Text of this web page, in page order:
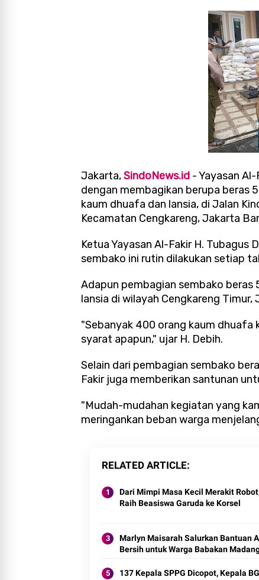
Jakarta,SindoNews.id - Yayasan
dengan membagikan berupa beras
kaum dhuafa dan lansia, di Jalan
Kecamatan Cengkareng, Jakarta
Ketua Yayasan Al-Fakir H. Tubagus
sembako ini rutin dilakukan setiap
Adapun pembagian sembako beras
lansia di wilayah Cengkareng Timur,
"Sebanyak 400 orang kaum dhuafa
syarat apapun," ujar H. Debih.
Selain dari pembagian sembako
Fakir juga memberikan santunan
"Mudah-mudahan kegiatan yang
meringankan beban warga
RELATED ARTICLE
Dari Mimpi Masa Kecil Merakit
Raih Beasiswa Garuda ke Korsel
Marlyn Maisarah Salurkan Bantuan
Bersih untuk Warga Babakan
137 Kepala SPPG Dicopot, Kepala